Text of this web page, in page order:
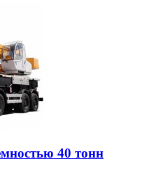
40 тонн